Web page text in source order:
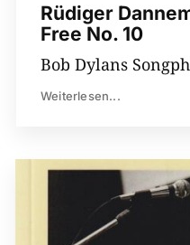
Rüdiger
Free No. 10
Bob Dylans
Weiterlesen...